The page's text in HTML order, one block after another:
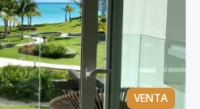
VENTA